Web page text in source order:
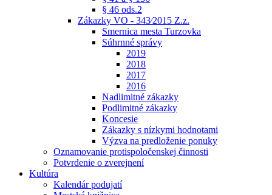
§ 46 ods.2
Zákazky VO - 343⁄2015 Z.z.
Smernica mesta Turzovka
Súhrnné správy
2019
2018
2017
2016
Nadlimitné zákazky
Podlimitné zákazky
Koncesie
Zákazky s nízkymi hodnotami
Výzva na predloženie ponuky
Oznamovanie protispoločenskej činnosti
Potvrdenie o zverejnení
Kultúra
Kalendár podujatí